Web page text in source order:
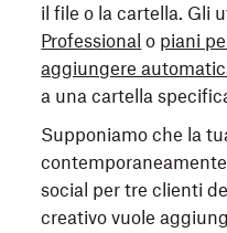
il file o la cartella. Gli
Professional o piani
aggiungere
a una cartella
Supponiamo che la
social per tre clienti
creativo vuole